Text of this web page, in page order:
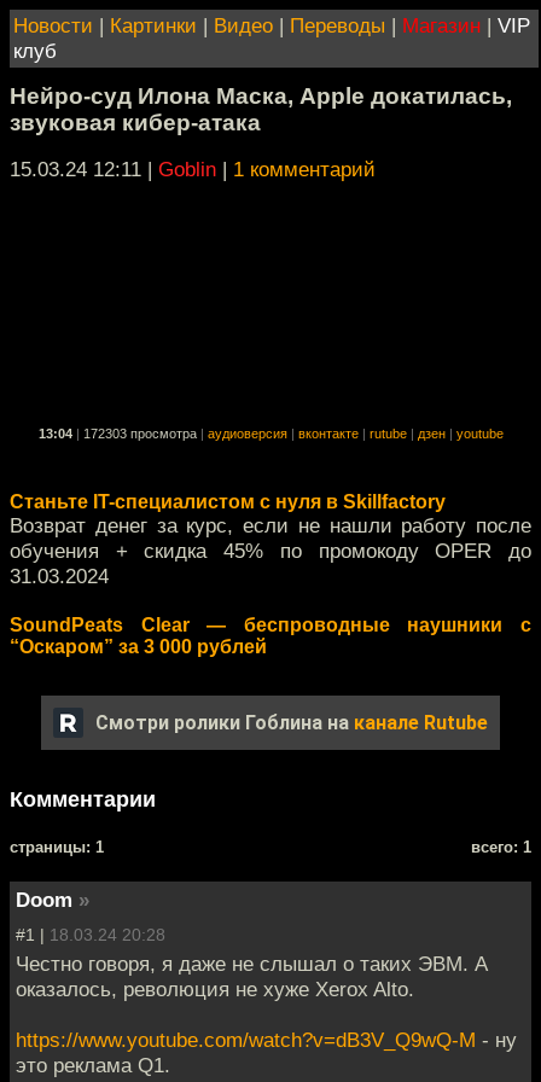
Новости | Картинки | Видео | Переводы | Магазин | VIP
клуб
Нейро-суд Илона Маска, Apple докатилась,
звуковая кибер-атака
15.03.24 12:11 | Goblin | 1 комментарий
13:04 172303 просмотра аудиоверсия вконтакте rutube дзен youtube
Станьте IT-специалистом с нуля в Skillfactory
Возврат денег за курс, если не нашли работу после
обучения + скидка 45% по промокоду OPER до
31.03.2024
SoundPeats Clear — беспроводные наушники с
“Оскаром” за 3 000 рублей
Смотри ролики Гоблина на канале Rutube
Комментарии
cтраницы: 1 всего: 1
Doom »
#1 | 18.03.24 20:28
Честно говоря, я даже не слышал о таких ЭВМ. А
оказалось, революция не хуже Xerox Alto.
https://www.youtube.com/watch?v=dB3V_Q9wQ-M - ну
это реклама Q1.